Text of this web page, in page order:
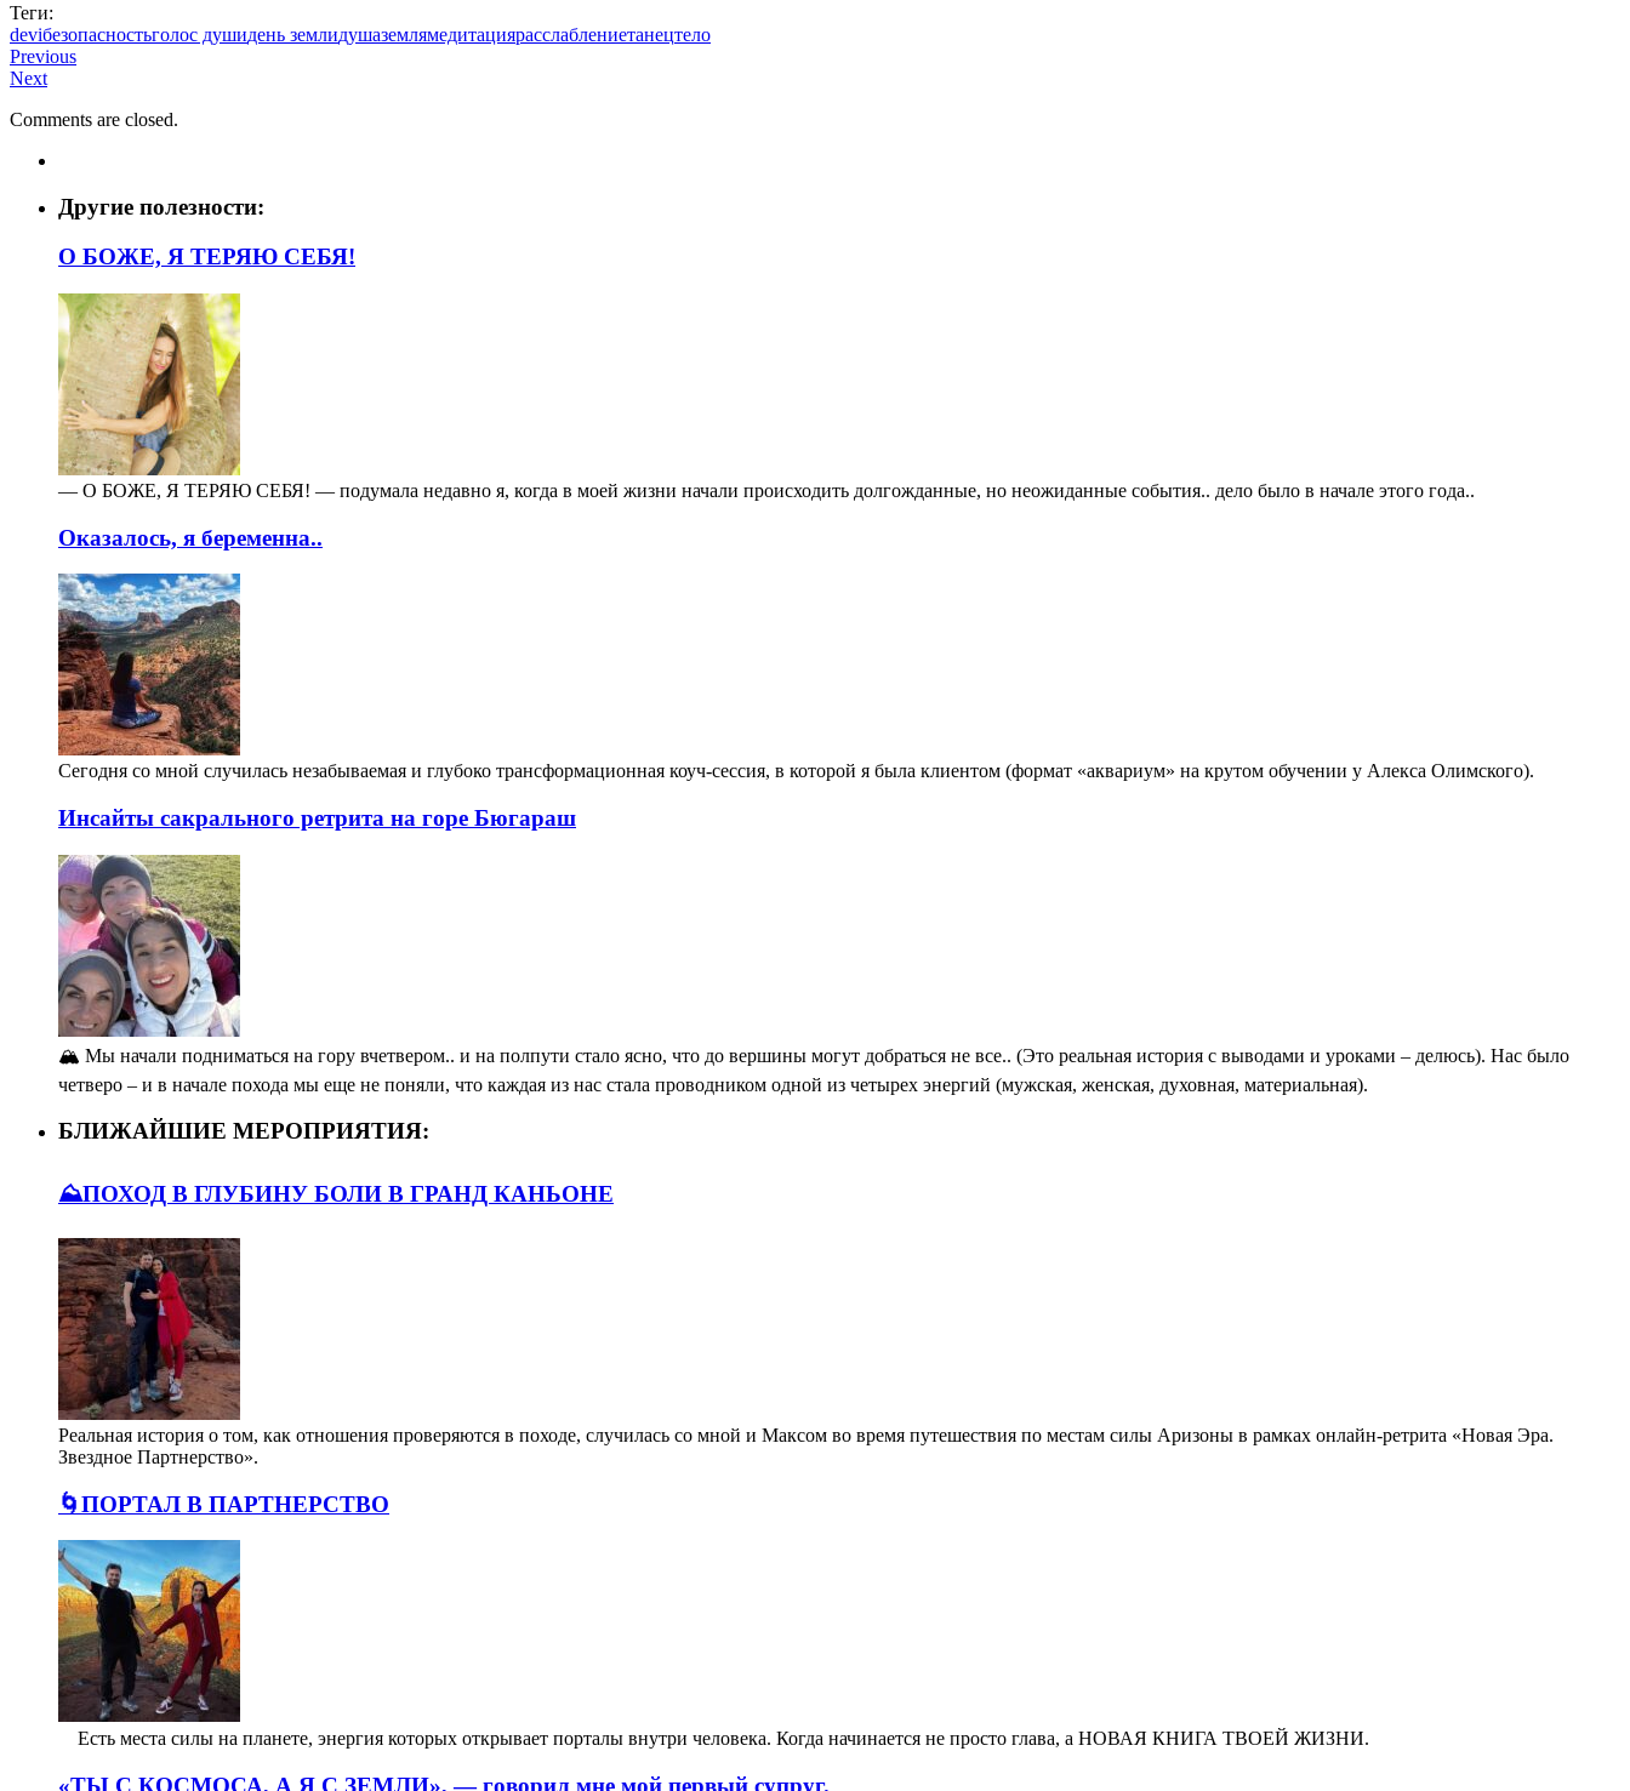
Теги:
deviбезопасностьголос душидень землидушаземлямедитациярасслаблениетанецтело
Previous
Next
Comments are closed.
Другие полезности:
О БОЖЕ, Я ТЕРЯЮ СЕБЯ!
— О БОЖЕ, Я ТЕРЯЮ СЕБЯ! — подумала недавно я, когда в моей жизни начали происходить долгожданные, но неожиданные события.. дело было в начале этого года..
Оказалось, я беременна..
Сегодня со мной случилась незабываемая и глубоко трансформационная коуч-сессия, в которой я была клиентом (формат «аквариум» на крутом обучении у Алекса Олимского).
Инсайты сакрального ретрита на горе Бюгараш
🏔️ Мы начали подниматься на гору вчетвером.. и на полпути стало ясно, что до вершины могут добраться не все.. (Это реальная история с выводами и уроками – делюсь). Нас было
четверо – и в начале похода мы еще не поняли, что каждая из нас стала проводником одной из четырех энергий (мужская, женская, духовная, материальная).
БЛИЖАЙШИЕ МЕРОПРИЯТИЯ:
⛰️ПОХОД В ГЛУБИНУ БОЛИ В ГРАНД КАНЬОНЕ
Реальная история о том, как отношения проверяются в походе, случилась со мной и Максом во время путешествия по местам силы Аризоны в рамках онлайн-ретрита «Новая Эра.
Звездное Партнерство».
🌀ПОРТАЛ В ПАРТНЕРСТВО
⠀ Есть места силы на планете, энергия которых открывает порталы внутри человека. Когда начинается не просто глава, а НОВАЯ КНИГА ТВОЕЙ ЖИЗНИ.
«ТЫ С КОСМОСА, А Я С ЗЕМЛИ», — говорил мне мой первый супруг.